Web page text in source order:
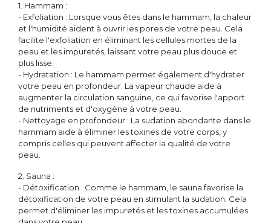
1. Hammam :
- Exfoliation : Lorsque vous êtes dans le hammam, la chaleur
et l'humidité aident à ouvrir les pores de votre peau. Cela
facilite l'exfoliation en éliminant les cellules mortes de la
peau et les impuretés, laissant votre peau plus douce et
plus lisse.
- Hydratation : Le hammam permet également d'hydrater
votre peau en profondeur. La vapeur chaude aide à
augmenter la circulation sanguine, ce qui favorise l'apport
de nutriments et d'oxygène à votre peau.
- Nettoyage en profondeur : La sudation abondante dans le
hammam aide à éliminer les toxines de votre corps, y
compris celles qui peuvent affecter la qualité de votre
peau.
2. Sauna :
- Détoxification : Comme le hammam, le sauna favorise la
détoxification de votre peau en stimulant la sudation. Cela
permet d'éliminer les impuretés et les toxines accumulées